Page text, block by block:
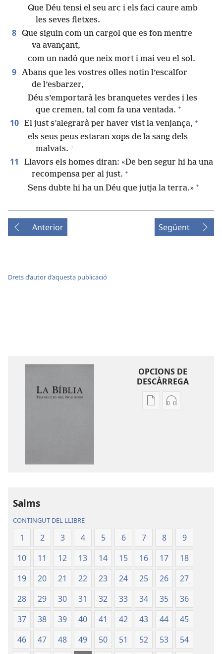
Que Déu tensi el seu arc i els faci caure amb
les seves fletxes.
8 Que siguin com un cargol que es fon mentre
va avançant,
com un nadó que neix mort i mai veu el sol.
9 Abans que les vostres olles notin l’escalfor
de l’esbarzer,
Déu s’emportarà les branquetes verdes i les
que cremen, tal com fa una ventada. +
10 El just s’alegrarà per haver vist la venjança, +
els seus peus estaran xops de la sang dels
malvats. +
11
Llavors els homes diran: «De ben segur hi ha una
recompensa per al just. +
Sens dubte hi ha un Déu que jutja la terra.» +
Anterior Següent
Drets d’autor d’aquesta publicació
OPCIONS DE
DESCÀRREGA
OpcionsOpcions
Salms
CONTINGUT DEL LLIBRE
1 2 3 4 5 6 7 8
9
10
11 12 13 14 15 16 17
18
19
20 21 22 23 24 25 26
27
28
29 30 31 32 33 34 35
36
37
38 39 40 41 42 43 44
45
46
47 48 49 50 51 52 53
54